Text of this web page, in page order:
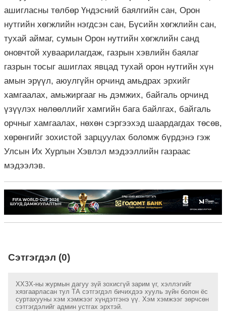
ашигласны төлбөр Үндэсний баялгийн сан, Орон
нутгийн хөгжлийн нэгдсэн сан, Бүсийн хөгжлийн сан,
тухай аймаг, сумын Орон нутгийн хөгжлийн санд
оновчтой хуваарилагдаж, газрын хэвлийн баялаг
газрын тосыг ашиглах явцад тухай орон нутгийн хүн
амын эрүүл, аюулгүйн орчинд амьдрах эрхийг
хамгаалах, амьжиргааг нь дэмжих, байгаль орчинд
үзүүлэх нөлөөллийг хамгийн бага байлгах, байгаль
орчныг хамгаалах, нөхөн сэргээхэд шаардагдах төсөв,
хөрөнгийг зохистой зарцуулах боломж бүрдэнэ гэж
Улсын Их Хурлын Хэвлэл мэдээллийн газраас
мэдээлэв.
Сэтгэгдэл (0)
ХХЗХ-ны журмын дагуу зүй зохисгүй зарим үг, хэллэгийг
хязгаарласан тул ТА сэтгэгдэл бичихдээ хууль зүйн болон ёс
суртахууны хэм хэмжээг хүндэтгэнэ үү. Хэм хэмжээг зөрчсөн
сэтгэгдэлийг админ устгах эрхтэй.